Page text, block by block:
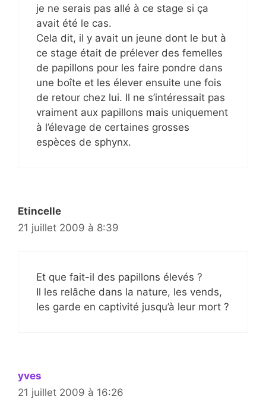
je ne serais pas allé à ce stage si ça
avait été le cas.
Cela dit, il y avait un jeune dont le but à
ce stage était de prélever des femelles
de papillons pour les faire pondre dans
une boîte et les élever ensuite une fois
de retour chez lui. Il ne s’intéressait pas
vraiment aux papillons mais uniquement
à l’élevage de certaines grosses
espèces de sphynx.
Etincelle
21 juillet 2009 à 8:39
Et que fait-il des papillons élevés ?
Il les relâche dans la nature, les vends,
les garde en captivité jusqu’à leur mort ?
yves
21 juillet 2009 à 16:26